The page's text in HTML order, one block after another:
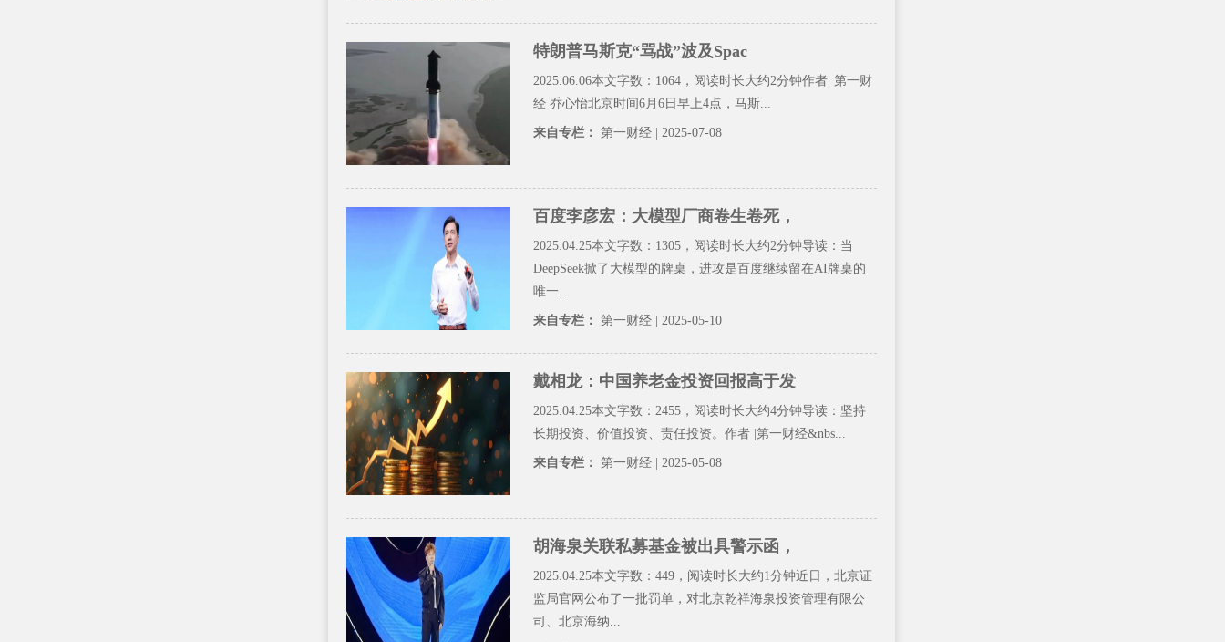
特朗普马斯克“骂战”波及Spac
2025.06.06本文字数：1064，阅读时长大约2分钟作者| 第一财
经 乔心怡北京时间6月6日早上4点，马斯...
来自专栏： 第一财经 | 2025-07-08
百度李彦宏：大模型厂商卷生卷死，
2025.04.25本文字数：1305，阅读时长大约2分钟导读：当
DeepSeek掀了大模型的牌桌，进攻是百度继续留在AI牌桌的
唯一...
来自专栏： 第一财经 | 2025-05-10
戴相龙：中国养老金投资回报高于发
2025.04.25本文字数：2455，阅读时长大约4分钟导读：坚持
长期投资、价值投资、责任投资。作者 |第一财经&nbs...
来自专栏： 第一财经 | 2025-05-08
胡海泉关联私募基金被出具警示函，
2025.04.25本文字数：449，阅读时长大约1分钟近日，北京证
监局官网公布了一批罚单，对北京乾祥海泉投资管理有限公
司、北京海纳...